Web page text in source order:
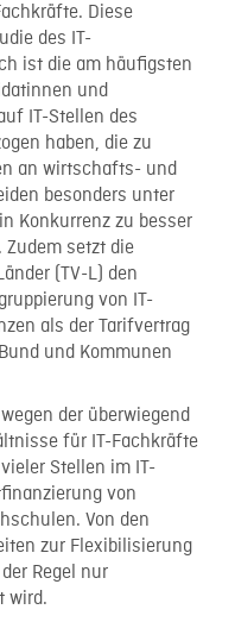
Diese
des IT-
ist die am häufigsten
und
IT-Stellen des
haben, die zu
an wirtschafts- und
besonders unter
Konkurrenz zu besser
setzt die
(TV-L) den
von IT-
als der Tarifvertrag
und Kommunen
der überwiegend
für IT-Fachkräfte
Stellen im IT-
von
Von den
zur Flexibilisierung
Regel nur
wird.